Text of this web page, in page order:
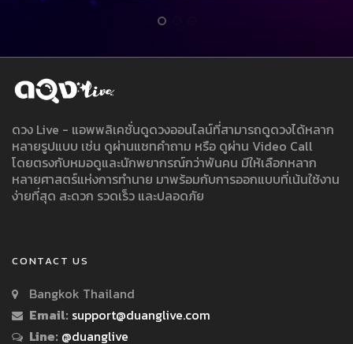
ดวง Live - แอพพลิเคชั่นดูดวงออนไลน์ที่สามารถดูดวงได้หลาก
หลายรูปแบบ เช่น ดูผ่านแชทคำถาม หรือ ดูผ่าน Video Call
โดยตรงกับหมอดูและนักพยากรณ์กว่าพันคน มีให้เลือกหลาก
หลายศาสตร์แห่งการทำนาย มาพร้อมกับการออกแบบที่เน้นใช้งาน
ง่ายที่สุด สะดวก รวดเร็ว และปลอดภัย
CONTACT US
Bangkok Thailand
Email: support@duanglive.com
Line: @duanglive